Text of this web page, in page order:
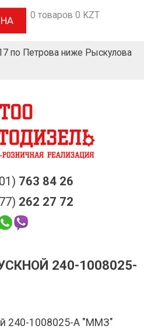
0 товаров 0 KZT
по Петрова ниже Рыскулова
763 84 26
262 27 72
240-1008025-